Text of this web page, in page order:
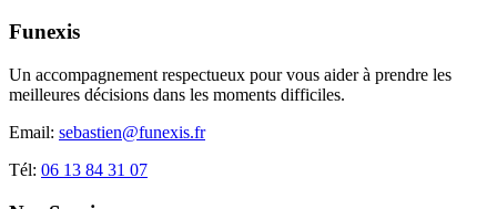
Funexis
Un accompagnement respectueux pour vous aider à prendre les
meilleures décisions dans les moments difficiles.
Email: sebastien@funexis.fr
Tél: 06 13 84 31 07